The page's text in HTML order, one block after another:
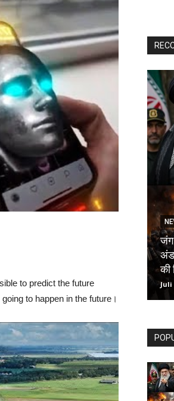
to predict the future
to happen in the future।
जंग
की
Juli